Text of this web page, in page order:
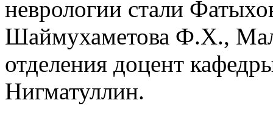
неврологии стали
Шаймухаметова Ф.Х.,
отделения доцент
Нигматуллин.